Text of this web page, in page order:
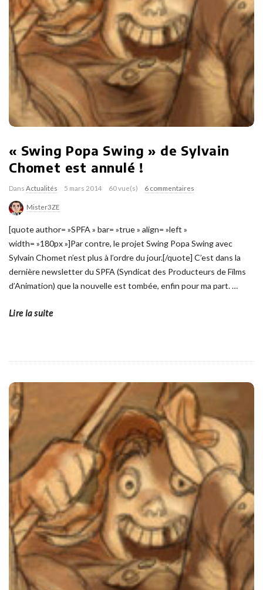
« Swing Popa Swing » de Sylvain
Chomet est annulé !
Dans Actualités 5 mars 2014 60 vue(s) 6 commentaires
Mister3ZE
[quote author= »SPFA » bar= »true » align= »left »
width= »180px »]Par contre, le projet Swing Popa Swing avec
Sylvain Chomet n’est plus à l’ordre du jour.[/quote] C’est dans la
dernière newsletter du SPFA (Syndicat des Producteurs de Films
d’Animation) que la nouvelle est tombée, enfin pour ma part.…
Lire la suite